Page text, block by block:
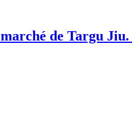
de Targu Jiu.